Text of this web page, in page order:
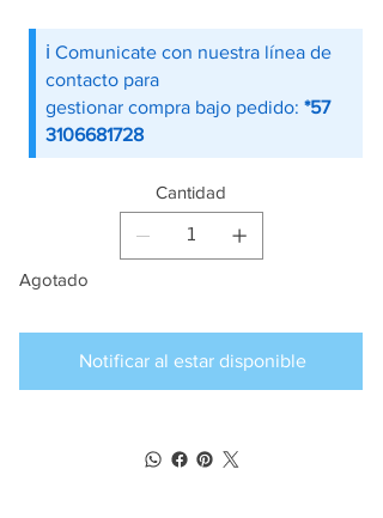
ℹ️ Comunicate con nuestra línea de
contacto para
gestionar compra bajo pedido: *57
3106681728
Cantidad
Agotado
Notificar al estar disponible